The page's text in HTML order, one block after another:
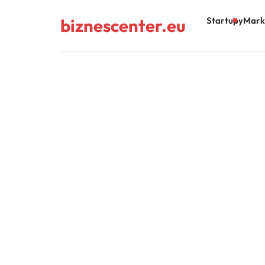
biznescenter.eu Startupy